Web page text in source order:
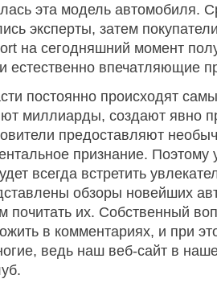
эта модель автомобиля.
эксперты, затем
на сегодняшний момент
естественно впечатляющие
постоянно происходят
миллиарды, создают явно
предоставляют
признание. Поэтому
всегда встретить
обзоры новейших
почитать их. Собственный
в комментариях, и при
ведь наш веб-сайт в